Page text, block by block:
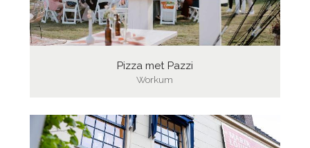
Pizza met Pazzi
Workum